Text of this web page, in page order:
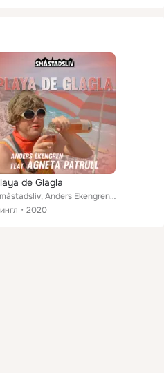
de Glagla
Småstadsliv, Anders Ekengren feat. Agneta Patrull
2020